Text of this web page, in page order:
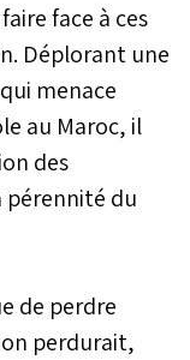
face à ces
Déplorant une
menace
au Maroc, il
des
pérennité du
de perdre
perdurait,